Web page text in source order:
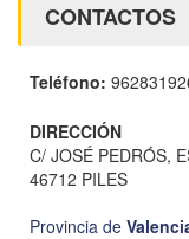
CONTACTOS
Teléfono:
DIRECCIÓN
C/ JOSÉ PEDRÓS,
46712 PILES
Provincia de